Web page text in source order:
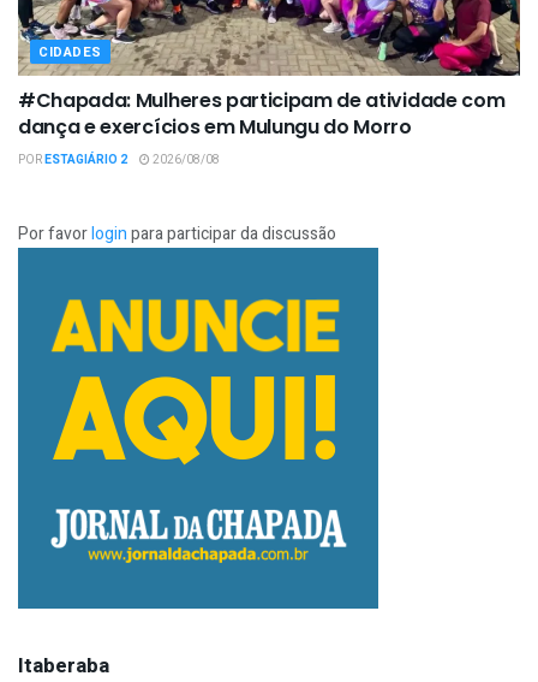
CIDADES
#Chapada: Mulheres participam de atividade com
dança e exercícios em Mulungu do Morro
PORESTAGIÁRIO 2 2026/08/08
Por favorloginpara participar da discussão
Itaberaba